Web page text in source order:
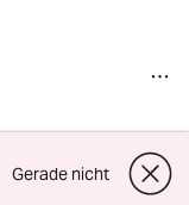
für Dringlichkeit,
Gerade nicht